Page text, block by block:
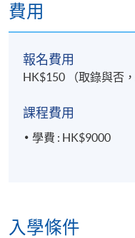
費用
報名費用
HK$150 （取錄與否，
課程費用
學費 : HK$9000
入學條件